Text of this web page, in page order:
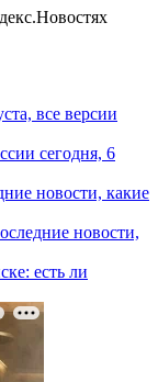
все версии
сегодня, 6
новости, какие
новости,
есть ли